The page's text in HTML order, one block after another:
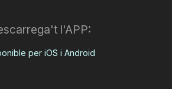
l'APP:
per iOS i Android